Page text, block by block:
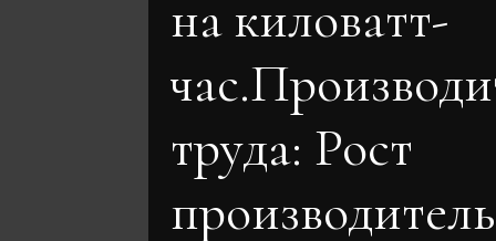
на киловатт-
труда: Рост